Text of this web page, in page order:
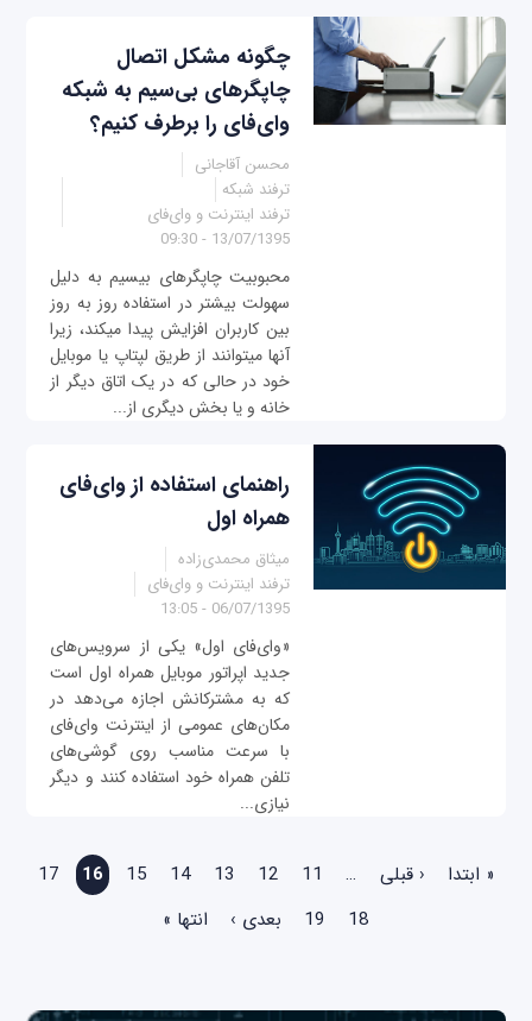
چگونه مشکل اتصال
چاپگرهای بی‌سیم به شبکه
وای‌فای را برطرف کنیم؟
محسن آقاجانی
ترفند شبکه
ترفند اینترنت و وای‌فای
13/07/1395 - 09:30
محبوبیت چاپگرهای بی‎سیم به دلیل
سهولت بیشتر در استفاده روز به روز
بین کاربران افزایش پیدا می‎کند، زیرا
آنها می‎توانند از طریق لپ‎تاپ یا موبایل
خود در حالی که در یک اتاق دیگر از
خانه و یا بخش دیگری از...
راهنمای استفاده از وای‌فای
همراه اول
میثاق محمدی‌زاده
ترفند اینترنت و وای‌فای
06/07/1395 - 13:05
«وای‌فای اول» یکی از سرویس‌های
جدید اپراتور موبایل همراه اول است
که به مشترکانش اجازه می‌دهد در
مکان‌های عمومی از اینترنت وای‌فای
با سرعت مناسب روی گوشی‌های
تلفن همراه خود استفاده کنند و دیگر
نیازی...
« ابتدا ‹ قبلی …
11
12
13
14
15
16
17
18
19 بعدی › انتها »